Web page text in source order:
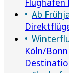
Ab
Köln/